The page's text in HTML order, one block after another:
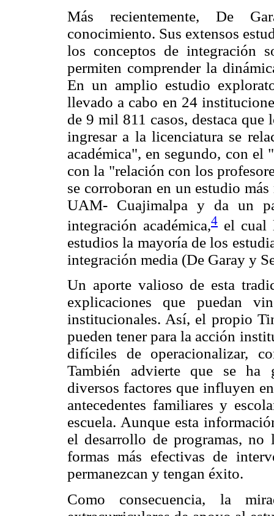
Más recientemente, De
conocimiento. Sus extensos
los conceptos de integración
permiten comprender la
En un amplio estudio
llevado a cabo en 24
de 9 mil 811 casos, destaca
ingresar a la licenciatura se
académica", en segundo, con
con la "relación con los
se corroboran en un estudio
UAM- Cuajimalpa y da un
integración académica,4 el cual
estudios la mayoría de los
integración media (De Garay y
Un aporte valioso de esta
explicaciones que puedan
institucionales. Así, el propio
pueden tener para la acción
difíciles de operacionalizar,
También advierte que se ha
diversos factores que influyen
antecedentes familiares y
escuela. Aunque esta
el desarrollo de programas,
formas más efectivas de
permanezcan y tengan éxito.
Como consecuencia, la